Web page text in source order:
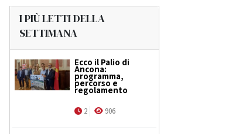
I PIÙ LETTI DELLA
SETTIMANA
Ecco il Palio di
Ancona:
programma,
percorso e
regolamento
2 906